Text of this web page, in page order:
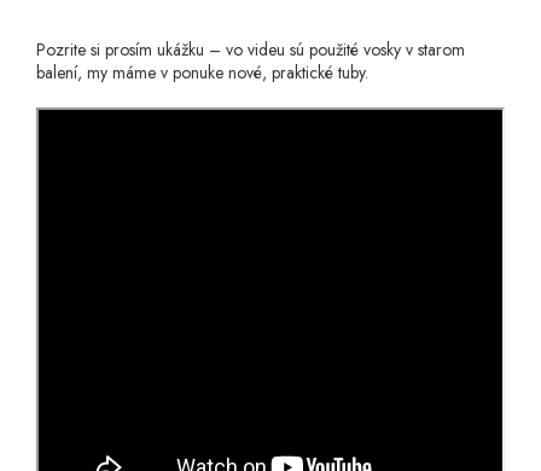
Pozrite si prosím ukážku – vo videu sú použité vosky v starom
balení, my máme v ponuke nové, praktické tuby.